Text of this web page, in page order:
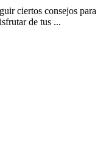
ciertos consejos para
de tus ...